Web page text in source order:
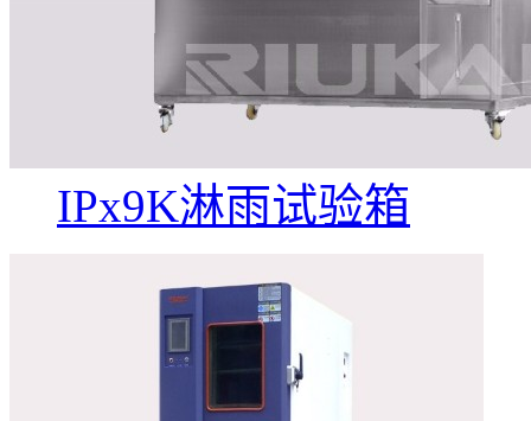
IPx9K淋雨试验箱